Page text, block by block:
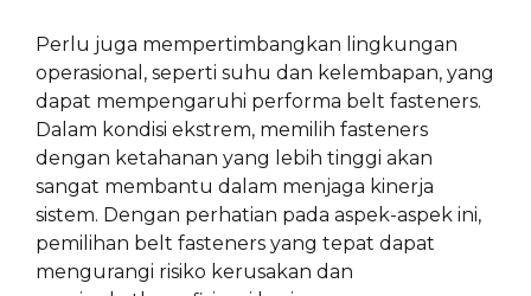
Perlu juga mempertimbangkan lingkungan
operasional, seperti suhu dan kelembapan, yang
dapat mempengaruhi performa belt fasteners.
Dalam kondisi ekstrem, memilih fasteners
dengan ketahanan yang lebih tinggi akan
sangat membantu dalam menjaga kinerja
sistem. Dengan perhatian pada aspek-aspek ini,
pemilihan belt fasteners yang tepat dapat
mengurangi risiko kerusakan dan